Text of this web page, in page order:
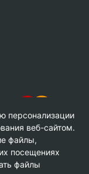
ООО «Гамма
персонализации
веб-сайтом.
файлы,
посещениях
файлы